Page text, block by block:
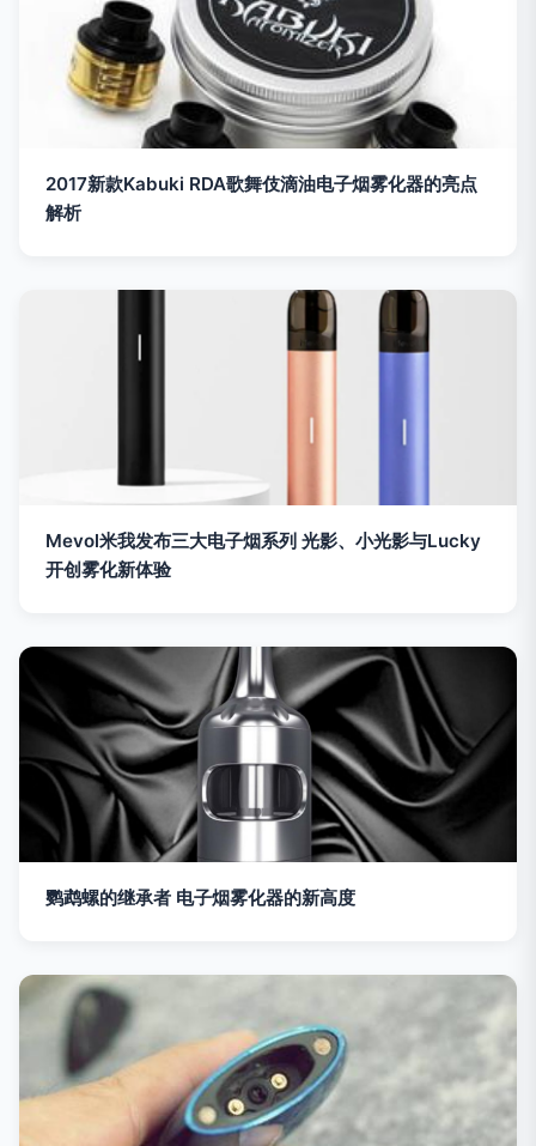
2017新款Kabuki RDA歌舞伎滴油电子烟雾化器的亮点
解析
Mevol米我发布三大电子烟系列 光影、小光影与Lucky
开创雾化新体验
鹦鹉螺的继承者 电子烟雾化器的新高度